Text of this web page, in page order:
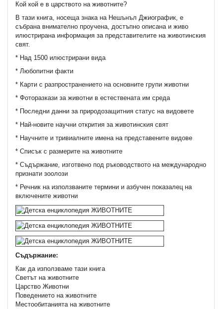
Кой кой е в царството на животните?
В тази книга, носеща знака на Нешънъл Джиографик, е
събрана внимателно проучена, достъпно описана и живо
илюстрирана информация за представителите на животинския
свят.
* Над 1500 илюстрирани вида
* Любопитни факти
* Карти с разпространението на основните групи животни
* Фоторазкази за животни в естествената им среда
* Последни данни за природозащитния статус на видовете
* Най-новите научни открития за животинския свят
* Научните и тривиалните имена на представените видове
* Списък с размерите на животните
* Съдържание, изготвено под ръководството на международно
признати зоолози
* Речник на използваните термини и азбучен показалец на
включените животни
Съдържание:
Как да използваме тази книга
Светът на животните
Царство Животни
Поведението на животните
Местообитанията на животните